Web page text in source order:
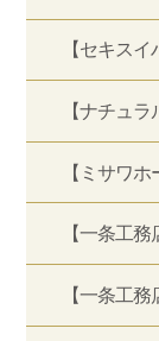
【セキス
【ナチュ
【ミサワ
【一条工
【一条工